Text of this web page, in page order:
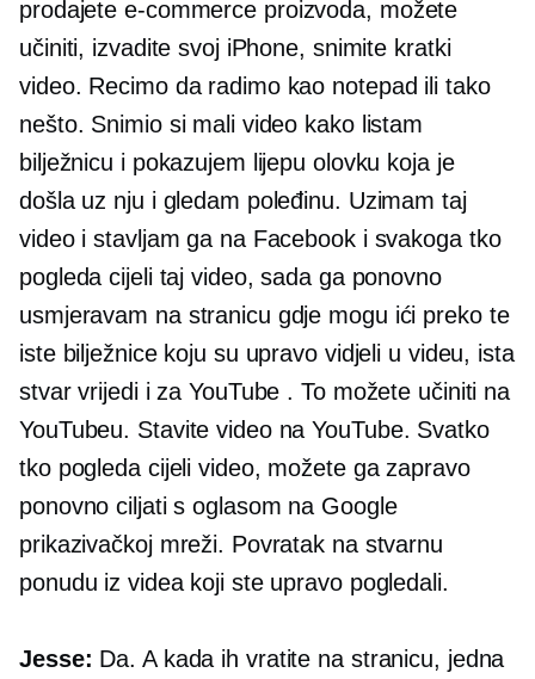
prodajetee-commerce proizvoda, možete
učiniti, izvadite svoj iPhone, snimite kratki
video. Recimo da radimo kao notepad ili tako
nešto. Snimio si mali video kako listam
bilježnicu i pokazujem lijepu olovku koja je
došla uz nju i gledam poleđinu. Uzimam taj
video i stavljam ga na Facebook i svakoga tko
pogleda cijeli taj video, sada ga ponovno
usmjeravam na stranicu gdje mogu ići preko te
iste bilježnice koju su upravo vidjeli u videu, ista
stvar vrijedi i za YouTube . To možete učiniti na
YouTubeu. Stavite video na YouTube. Svatko
tko pogleda cijeli video, možete ga zapravo
ponovno ciljati s oglasom na Google
prikazivačkoj mreži. Povratak na stvarnu
ponudu iz videa koji ste upravo pogledali.
Jesse: Da. A kada ih vratite na stranicu, jedna